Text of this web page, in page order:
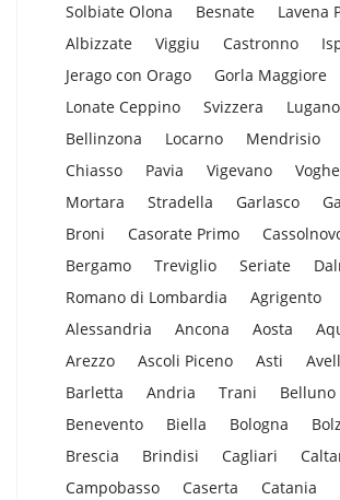
Solbiate Olona
Besnate
Lavena
Albizzate
Viggiu Castronno
Jerago con Orago
Gorla Maggiore
Lonate Ceppino
Svizzera
Lugano
Bellinzona
Locarno Mendrisio
Chiasso
Pavia Vigevano
Mortara
Stradella Garlasco
Broni
Casorate Primo
Bergamo
Treviglio Seriate
Romano di Lombardia
Agrigento
Alessandria
Ancona Aosta
Arezzo
Ascoli Piceno Asti
Barletta
Andria Trani
Belluno
Benevento
Biella Bologna
Brescia
Brindisi Cagliari
Campobasso
Caserta Catania